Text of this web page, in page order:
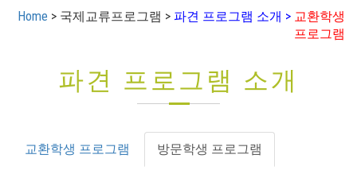
Home > 국제교류프로그램 > 파견 프로그램 소개 > 교환학생
프로그램
파견 프로그램 소개
교환학생 프로그램 방문학생 프로그램